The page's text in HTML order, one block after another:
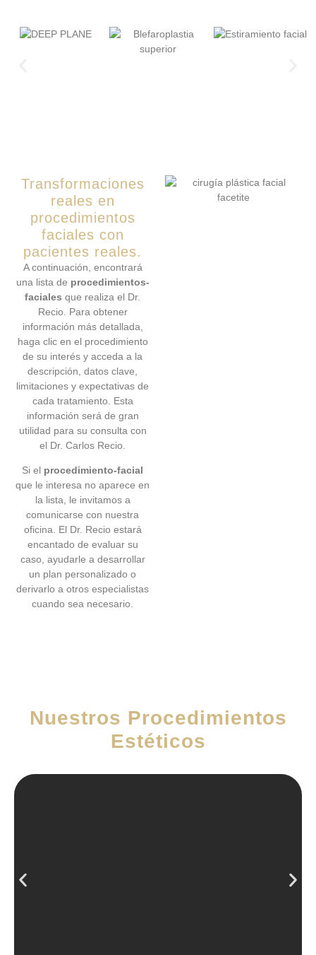
Transformaciones
reales en
procedimientos
faciales con
pacientes reales.
A continuación, encontrará
una lista de procedimientos-
faciales que realiza el Dr.
Recio. Para obtener
información más detallada,
haga clic en el procedimiento
de su interés y acceda a la
descripción, datos clave,
limitaciones y expectativas de
cada tratamiento. Esta
información será de gran
utilidad para su consulta con
el Dr. Carlos Recio.
Si el procedimiento-facial
que le interesa no aparece en
la lista, le invitamos a
comunicarse con nuestra
oficina. El Dr. Recio estará
encantado de evaluar su
caso, ayudarle a desarrollar
un plan personalizado o
derivarlo a otros especialistas
cuando sea necesario.
Nuestros Procedimientos
Estéticos